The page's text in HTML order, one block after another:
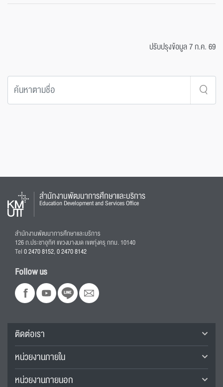
ปรับปรุงข้อมูล 7 ก.ค. 69
สำนักงานพัฒนาการศึกษาและบริการ
Education Development and Services Office
สำนักงานพัฒนาการศึกษาและบริการ
126 ถ.ประชาอุทิศ แขวงบางมด เขตทุ่งครุ กทม. 10140
Tel0 2470 8152,0 2470 8142
Follow us
ติดต่อเรา
หน่วยงานภายใน
หน่วยงานภายนอก